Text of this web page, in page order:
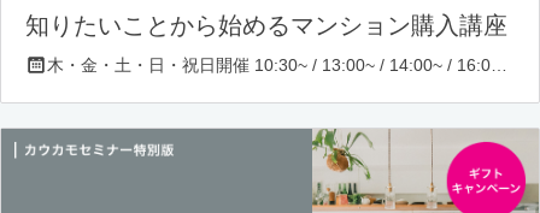
知りたいことから始めるマンション購入講座